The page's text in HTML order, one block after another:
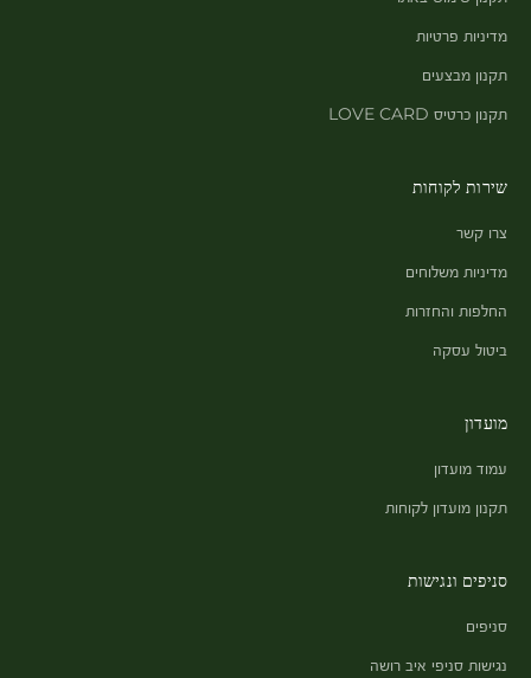
מדיניות פרטיות
תקנון מבצעים
תקנון כרטיס LOVE CARD
שירות לקוחות
צרו קשר
מדיניות משלוחים
החלפות והחזרות
ביטול עסקה
מועדון
עמוד מועדון
תקנון מועדון לקוחות
סניפים ונגישות
סניפים
נגישות סניפי איב רושה